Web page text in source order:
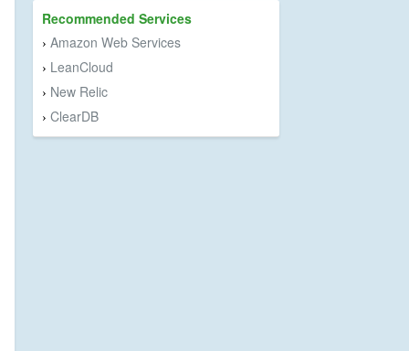
Recommended Services
› Amazon Web Services
› LeanCloud
› New Relic
› ClearDB